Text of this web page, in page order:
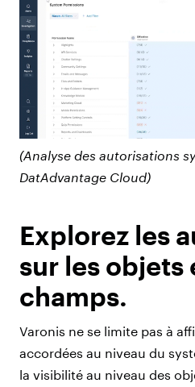
(Analyse des autorisations
DatAdvantage Cloud)
Explorez les
sur les objets
champs.
Varonis ne se limite pas à
accordées au niveau du
la visibilité au niveau des